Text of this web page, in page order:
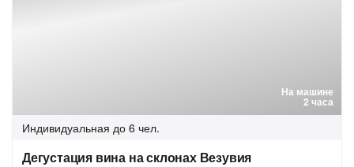
На машине
2 часа
Индивидуальная до 6 чел.
Дегустация вина на склонах Везувия